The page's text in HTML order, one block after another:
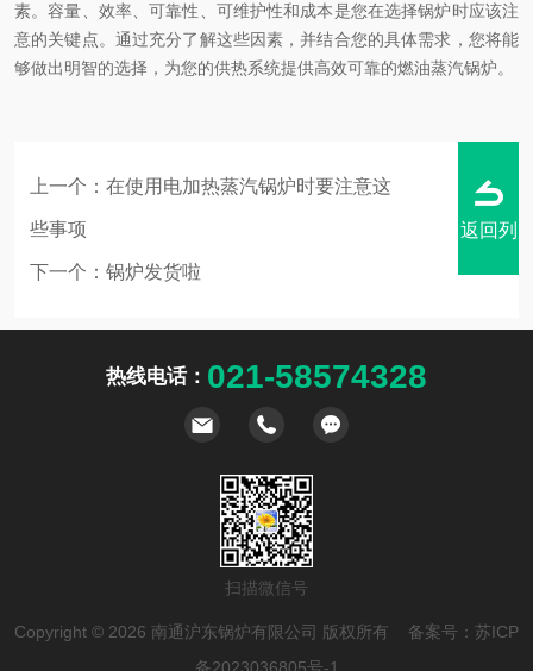
素。容量、效率、可靠性、可维护性和成本是您在选择锅炉时应该注
意的关键点。通过充分了解这些因素，并结合您的具体需求，您将能
够做出明智的选择，为您的供热系统提供高效可靠的燃油蒸汽锅炉。
上一个： 在使用电加热蒸汽锅炉时要注意这
些事项
下一个： 锅炉发货啦
返回列
热线电话： 021-58574328
扫描微信号
Copyright © 2026 南通沪东锅炉有限公司 版权所有 备案号： 苏ICP